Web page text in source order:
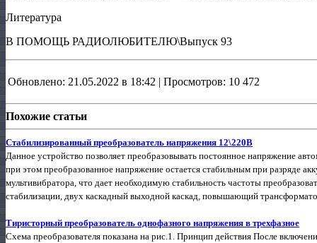
Литература
В ПОМОЩЬ РАДИОЛЮБИТЕЛЮ\Выпуск 93
Обновлено: 21.05.2022 в 18:42 | Просмотров: 10 472
Похожие статьи
Стабилизированный преобразователь напряжения 12\220В
Данное устройство позволяет преобразовывать постоянное напряжение
при этом преобразованное напряжение остается стабильным при разряде
мультивибратора, что дает необходимую стабильность частоты
стабилизации, двух каскадный выходной каскад, повышающий
Тиристорный преобразователь однофазного напряжения в трехфазное
Схема преобразователя показана на рис.1. Принцип действия После